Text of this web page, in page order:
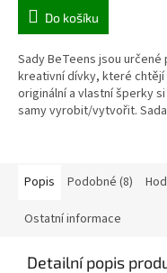
Do košíku
Sady BeTeens jsou určené
kreativní dívky, které
originální a vlastní šperky si
samy vyrobit/vytvořit. Sada
Popis Podobné (8)
Ostatní informace
Detailní popis